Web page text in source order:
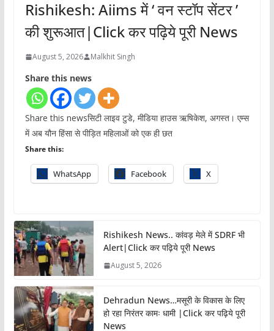
Rishikesh: Aiims में ‘ वन स्टॉप सेंटर ’
की शुरूआत|Click कर पढ़िये पूरी News
August 5, 2026 Malkhit Singh
Share this news
Share this newsसिटी लाइव टुडे, मीडिया हाउस ऋषिकेश, अगस्त। एम्स
में अब यौन हिंसा से पीड़ित महिलाओं को एक ही छत
Share this:
WhatsApp Facebook X
Rishikesh News.. कांवड़ मेले में SDRF भी
Alert|Click कर पढ़िये पूरी News
August 5, 2026
Dehradun News…मसूरी के विकास के लिए
हो रहा निरंतर कामः धामी |Click कर पढ़िये पूरी
News